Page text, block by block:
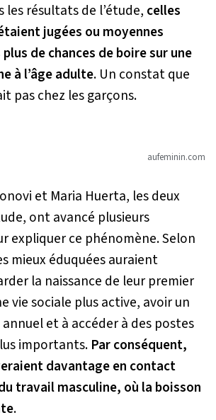
les résultats de l’étude, celles
jugées ou moyennes
de chances de boire sur une
à l’âge adulte. Un constat que
pas chez les garçons.
aufeminin.com
et Maria Huerta, les deux
ont avancé plusieurs
expliquer ce phénomène. Selon
mieux éduquées auraient
la naissance de leur premier
vie sociale plus active, avoir un
et à accéder à des postes
importants. Par conséquent,
davantage en contact
travail masculine, où la boisson
.